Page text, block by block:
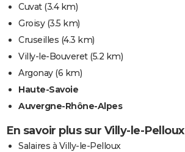
Cuvat(3.4 km)
Groisy(3.5 km)
Cruseilles (4.3 km)
Villy-le-Bouveret(5.2 km)
Argonay(6 km)
Haute-Savoie
Auvergne-Rhône-Alpes
En savoir plus sur Villy-le-Pelloux
Salaires à Villy-le-Pelloux